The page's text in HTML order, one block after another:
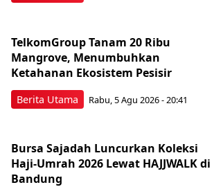
Berita Utama
TelkomGroup Tanam 20 Ribu
Mangrove, Menumbuhkan
Ketahanan Ekosistem Pesisir
Rabu, 5 Agu 2026 - 20:41
Bursa Sajadah Luncurkan Koleksi
Haji-Umrah 2026 Lewat HAJJWALK di
Bandung